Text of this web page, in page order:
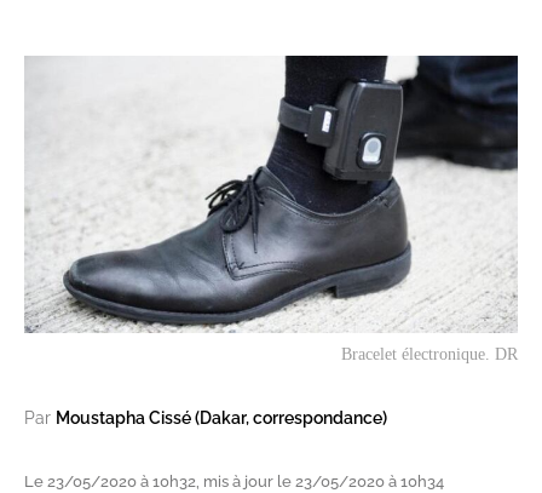
Bracelet électronique. DR
Par Moustapha Cissé (Dakar, correspondance)
Le 23/05/2020 à 10h32, mis à jour le 23/05/2020 à 10h34